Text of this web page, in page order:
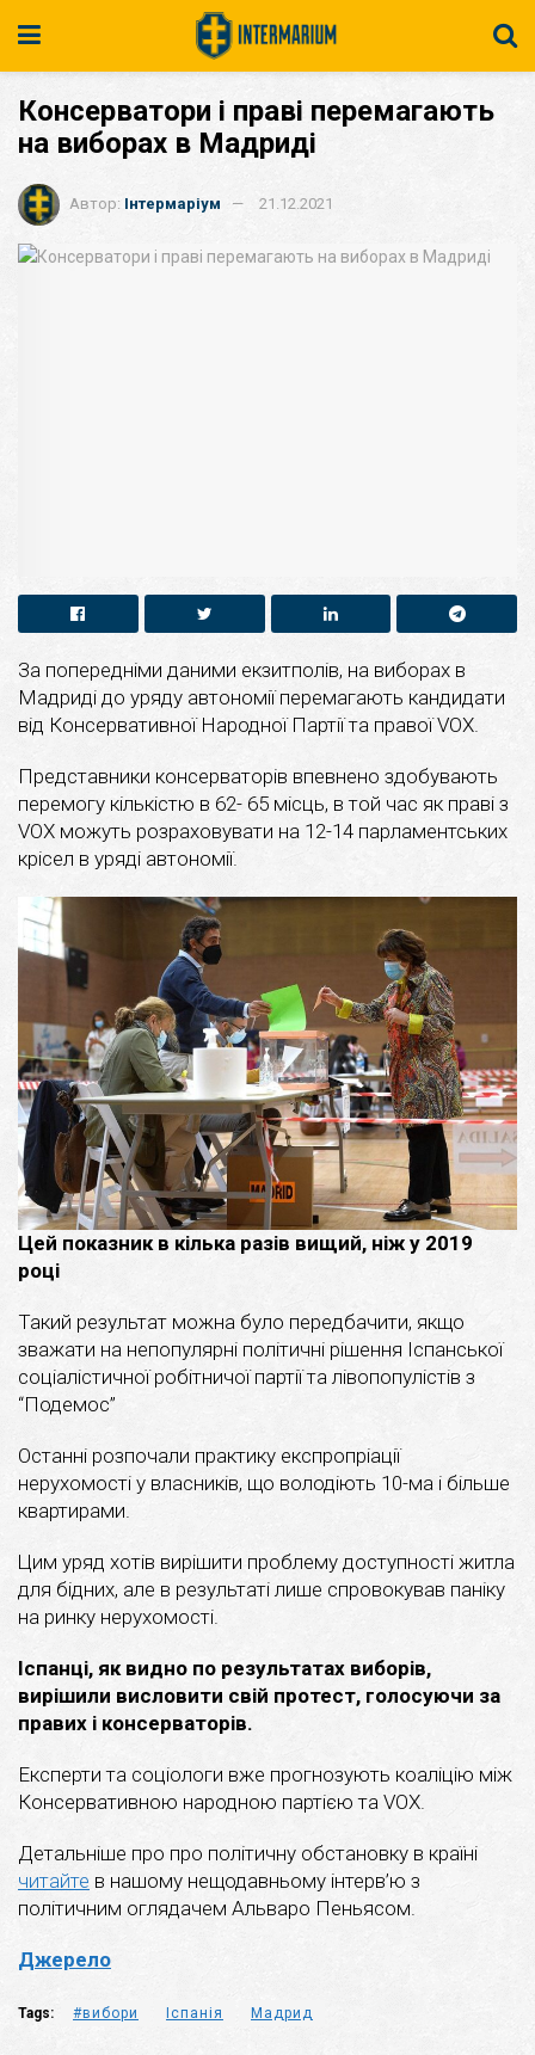
Консерватори і праві перемагають
на виборах в Мадриді
Автор: Інтермаріум 21.12.2021
За попередніми даними екзитполів, на виборах в
Мадриді до уряду автономії перемагають кандидати
від Консервативної Народної Партії та правої VOX.
Представники консерваторів впевнено здобувають
перемогу кількістю в 62- 65 місць, в той час як праві з
VOX можуть розраховувати на 12-14 парламентських
крісел в уряді автономії.
Цей показник в кілька разів вищий, ніж у 2019
році
Такий результат можна було передбачити, якщо
зважати на непопулярні політичні рішення Іспанської
соціалістичної робітничої партії та лівопопулістів з
“Подемос”
Останні розпочали практику експропріації
нерухомості у власників, що володіють 10-ма і більше
квартирами.
Цим уряд хотів вирішити проблему доступності житла
для бідних, але в результаті лише спровокував паніку
на ринку нерухомості.
Іспанці, як видно по результатах виборів,
вирішили висловити свій протест, голосуючи за
правих і консерваторів.
Експерти та соціологи вже прогнозують коаліцію між
Консервативною народною партією та VOX.
Детальніше про про політичну обстановку в країні
читайте в нашому нещодавньому інтерв’ю з
політичним оглядачем Альваро Пеньясом.
Джерело
Tags: #вибори Іспанія Мадрид